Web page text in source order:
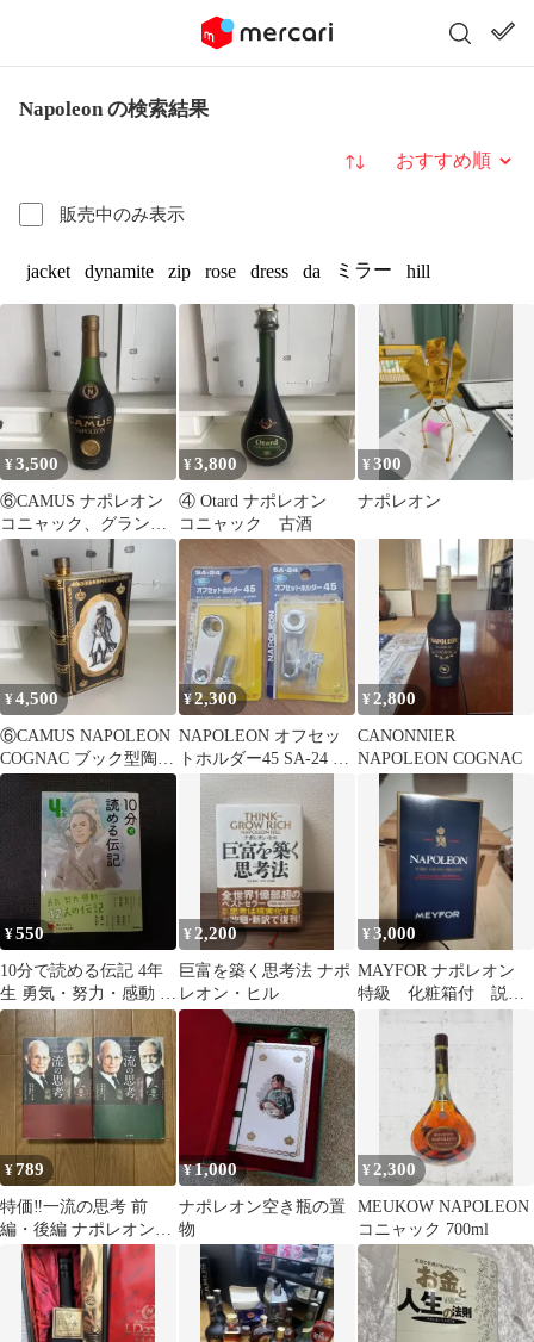
Napoleon の検索結果
販売中のみ表示
並び替え
jacket dynamite zip rose dress da ミラー hill
¥3,500
⑥CAMUS ナポレオン
コニャック、グランド
VSOP 未開栓」
¥3,800
④ Otard ナポレオン
コニャック 古酒
¥300
ナポレオン
¥4,500
⑥CAMUS NAPOLEON
COGNAC ブック型陶器
ボトル
¥2,300
NAPOLEON オフセッ
トホルダー45 SA-24 2
¥ 2,800
CANONNIER
NAPOLEON COGNAC
¥550
10分で読める伝記 4年
生 勇気・努力・感動 12
人の伝記
¥2,200
巨富を築く思考法 ナポ
レオン・ヒル
¥3,000
MAYFOR ナポレオン
特級 化粧箱付 説明
文必読
¥789
特価‼️一流の思考 前
編・後編 ナポレオン・
ヒル
¥1,000
ナポレオン空き瓶の置
物
¥ 2,300
MEUKOW NAPOLEON
コニャック 700ml